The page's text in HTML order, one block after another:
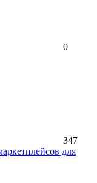
0
347
для